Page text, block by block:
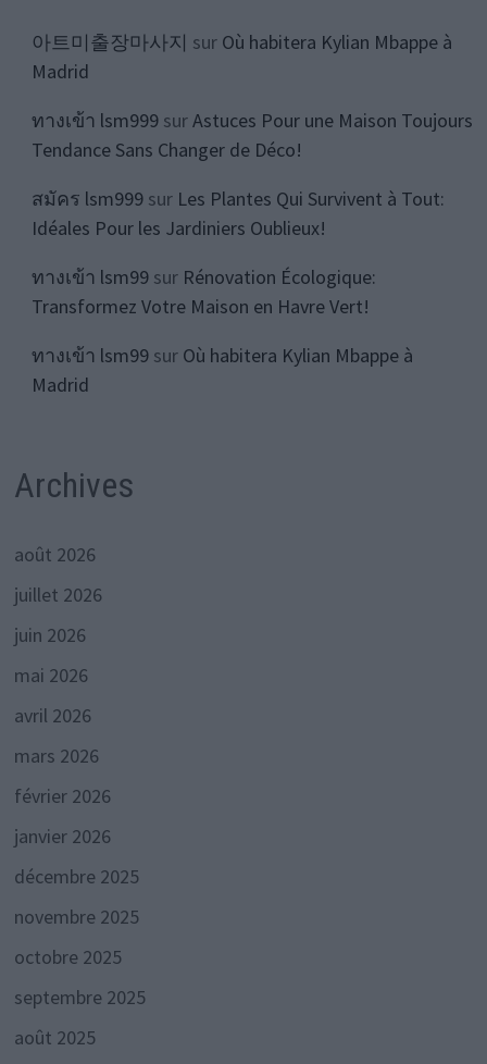
아트미출장마사지 sur Où habitera Kylian Mbappe à
Madrid
ทางเข้า lsm999surAstuces Pour une Maison Toujours
Tendance Sans Changer de Déco!
สมัคร lsm999sur Les Plantes Qui Survivent à Tout:
Idéales Pour les Jardiniers Oublieux!
ทางเข้า lsm99sur Rénovation Écologique:
Transformez Votre Maison en Havre Vert!
ทางเข้า lsm99sur Où habitera Kylian Mbappe à
Madrid
Archives
août 2026
juillet 2026
juin 2026
mai 2026
avril 2026
mars 2026
février 2026
janvier 2026
décembre 2025
novembre 2025
octobre 2025
septembre 2025
août 2025